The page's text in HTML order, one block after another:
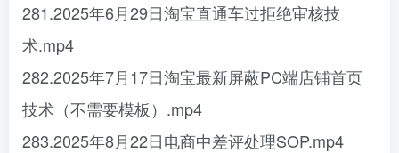
281.2025年6月29日淘宝直通车过拒绝审核技
术.mp4
282.2025年7月17日淘宝最新屏蔽PC端店铺首页
技术（不需要模板）.mp4
283.2025年8月22日电商中差评处理SOP.mp4